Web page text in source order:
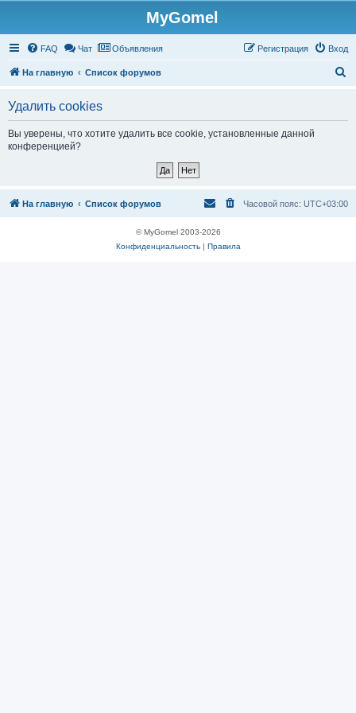
MyGomel
FAQ Чат Объявления Вход
Регистрация
На главную Список форумов
Удалить cookies
Вы уверены, что хотите удалить все cookie, установленные данной
конференцией?
На главную Список форумов Часовой пояс: UTC+03:00
© MyGomel 2003-2026
Конфиденциальность| Правила